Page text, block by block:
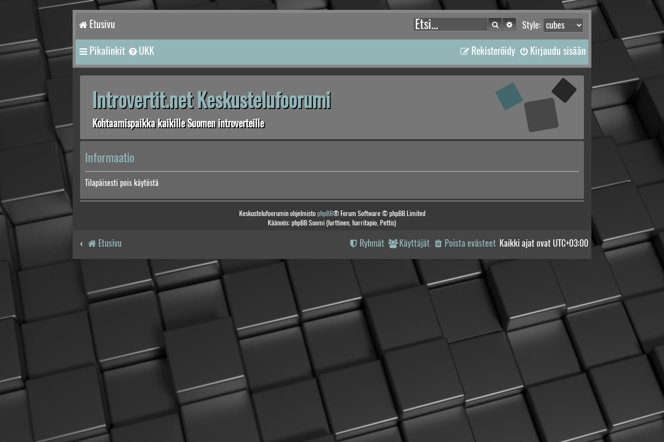
Etusivu Style:
Etsi Tarkennettu haku
Pikalinkit UKK Kirjaudu sisään
Rekisteröidy
Introvertit.net Keskustelufoorumi
Kohtaamispaikka kaikille Suomen introverteille
Informaatio
Tilapäisesti pois käytöstä
Keskustelufoorumin ohjelmistophpBB® Forum Software © phpBB Limited
Käännös: phpBB Suomi (lurttinen, harritapio, Pettis)
Etusivu Kaikki ajat ovat UTC+03:00
Poista evästeet
Käyttäjät
Ryhmät